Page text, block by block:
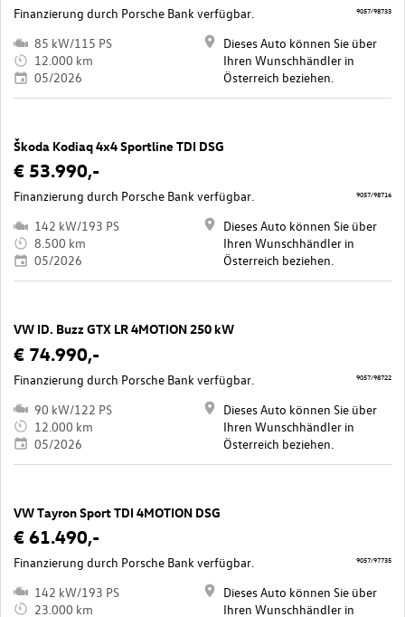
Finanzierung durch Porsche Bank verfügbar.
85 kW/115 PS
12.000 km
05/2026
Dieses Auto können Sie über
Ihren Wunschhändler in
Österreich beziehen.
9057/98733
Škoda Kodiaq 4x4 Sportline TDI DSG
€ 53.990,-
Finanzierung durch Porsche Bank verfügbar.
142 kW/193 PS
8.500 km
05/2026
Dieses Auto können Sie über
Ihren Wunschhändler in
Österreich beziehen.
9057/98716
VW ID. Buzz GTX LR 4MOTION 250 kW
€ 74.990,-
Finanzierung durch Porsche Bank verfügbar.
90 kW/122 PS
12.000 km
05/2026
Dieses Auto können Sie über
Ihren Wunschhändler in
Österreich beziehen.
9057/98722
VW Tayron Sport TDI 4MOTION DSG
€ 61.490,-
Finanzierung durch Porsche Bank verfügbar.
142 kW/193 PS
23.000 km
Dieses Auto können Sie über
Ihren Wunschhändler in
9057/97735